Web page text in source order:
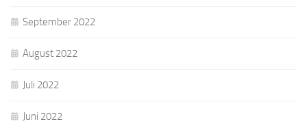
September 2022
August 2022
Juli 2022
Juni 2022